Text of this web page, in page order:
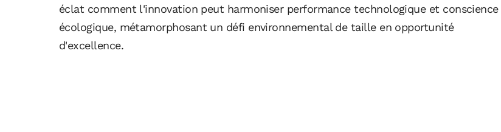
éclat comment l'innovation peut harmoniser performance technologique et conscience
écologique, métamorphosant un défi environnemental de taille en opportunité
d'excellence.